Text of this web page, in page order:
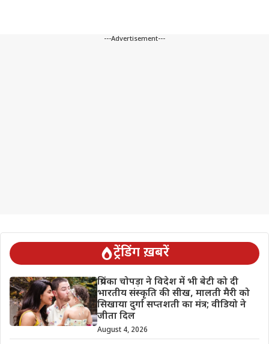
---Advertisement---
ट्रेंडिंग ख़बरें
प्रियंका चोपड़ा ने विदेश में भी बेटी को दी
भारतीय संस्कृति की सीख, मालती मैरी को
सिखाया दुर्गा सप्तशती का मंत्र; वीडियो ने
जीता दिल
August 4, 2026